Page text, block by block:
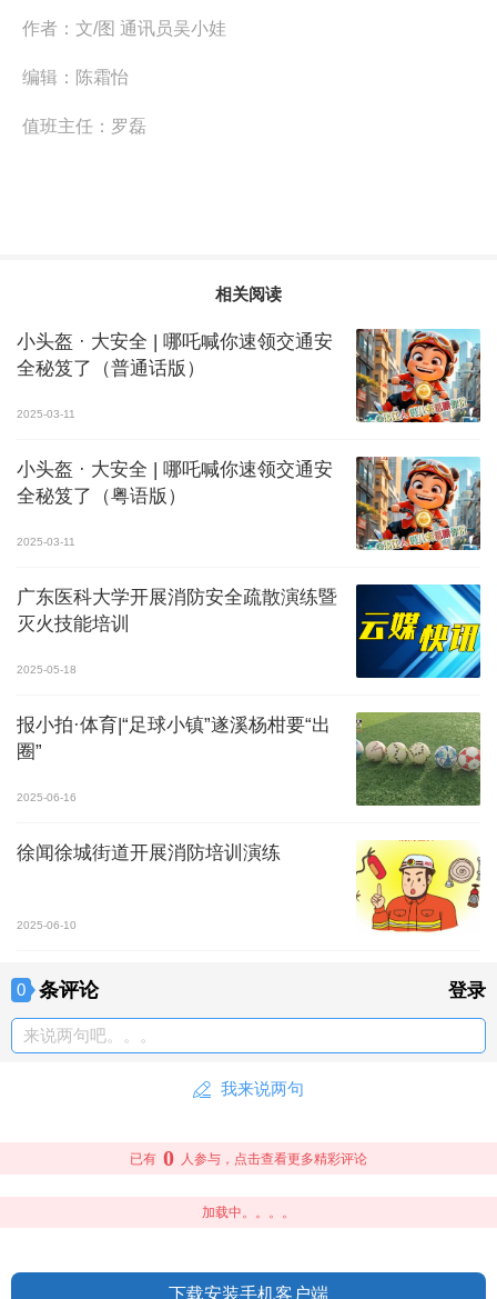
作者： 文/图 通讯员吴小娃
编辑： 陈霜怡
值班主任： 罗磊
相关阅读
小头盔 · 大安全 | 哪吒喊你速领交通安
全秘笈了（普通话版）
2025-03-11
小头盔 · 大安全 | 哪吒喊你速领交通安
全秘笈了（粤语版）
2025-03-11
广东医科大学开展消防安全疏散演练暨
灭火技能培训
2025-05-18
报小拍·体育|“足球小镇”遂溪杨柑要“出
圈”
2025-06-16
徐闻徐城街道开展消防培训演练
2025-06-10
0 条评论 登录
来说两句吧。。。
我来说两句
已有 0 人参与，点击查看更多精彩评论
加载中。。。。
下载安装手机客户端